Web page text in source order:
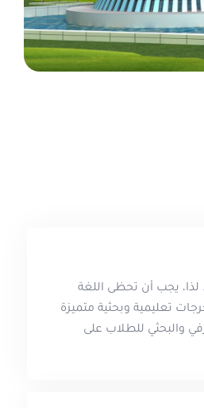
لذا، يجب أن تحظى اللغة
تعليمية وبحثية متميزة
والبحثي للطلاب على